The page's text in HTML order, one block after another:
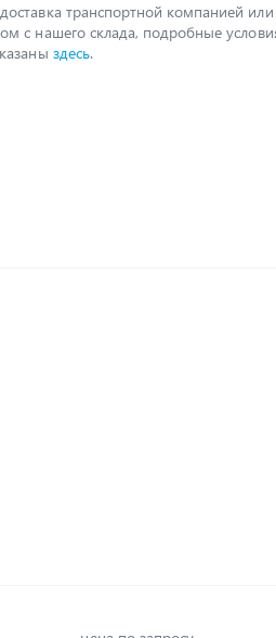
транспортной компанией или
с нашего склада, подробные
здесь.